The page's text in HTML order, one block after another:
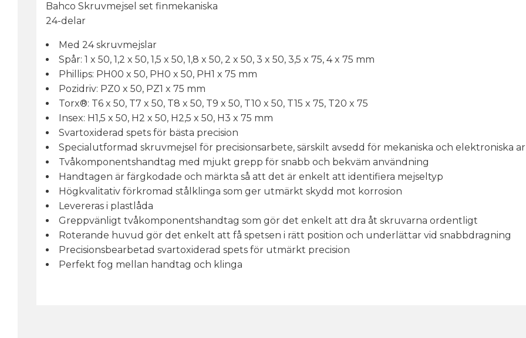
Bahco Skruvmejsel set finmekaniska
24-delar
Med 24 skruvmejslar
Spår: 1 x 50, 1,2 x 50, 1,5 x 50, 1,8 x 50, 2 x 50, 3 x 50, 3,5 x 75, 4 x 75 mm
Phillips: PH00 x 50, PH0 x 50, PH1 x 75 mm
Pozidriv: PZ0 x 50, PZ1 x 75 mm
Torx®: T6 x 50, T7 x 50, T8 x 50, T9 x 50, T10 x 50, T15 x 75, T20 x 75
Insex: H1,5 x 50, H2 x 50, H2,5 x 50, H3 x 75 mm
Svartoxiderad spets för bästa precision
Specialutformad skruvmejsel för precisionsarbete, särskilt avsedd för mekaniska och elektroniska
Tvåkomponentshandtag med mjukt grepp för snabb och bekväm användning
Handtagen är färgkodade och märkta så att det är enkelt att identifiera mejseltyp
Högkvalitativ förkromad stålklinga som ger utmärkt skydd mot korrosion
Levereras i plastlåda
Greppvänligt tvåkomponentshandtag som gör det enkelt att dra åt skruvarna ordentligt
Roterande huvud gör det enkelt att få spetsen i rätt position och underlättar vid snabbdragning
Precisionsbearbetad svartoxiderad spets för utmärkt precision
Perfekt fog mellan handtag och klinga